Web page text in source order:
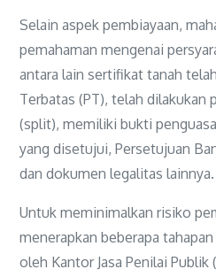
Selain aspek pembiayaan,
pemahaman mengenai
antara lain sertifikat tanah
Terbatas (PT), telah dilakukan
(split), memiliki bukti
yang disetujui, Persetujuan
dan dokumen legalitas lainnya.
Untuk meminimalkan risiko
menerapkan beberapa
oleh Kantor Jasa Penilai Publik